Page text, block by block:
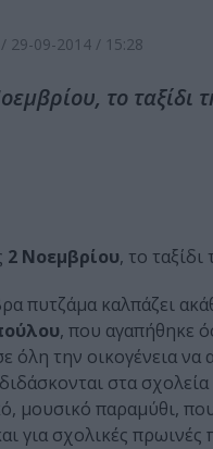
/ 29-09-2014 / 15:28
το
2 Νοεμβρίου, το ταξίδι
πυτζάμα καλπάζει
, που αγαπήθηκε
όλη την οικογένεια
στα
µουσικό παραµύθι,
για σχολικές πρωινές